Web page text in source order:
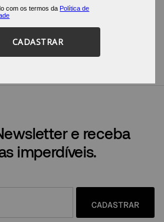
os termos digitados.
uma única palavra.
genéricos na busca.
sinônimos do termo
e receba
imperdíveis.
CADASTRAR
com os termos da Política de
CADASTRAR